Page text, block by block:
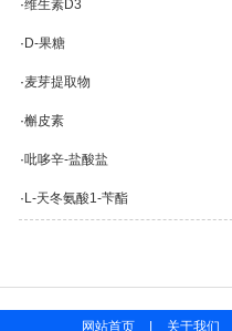
·维生素D3
· D-果糖
·麦芽提取物
·槲皮素
·吡哆辛-盐酸盐
· L-天冬氨酸1-苄酯
网站首页 关于我们